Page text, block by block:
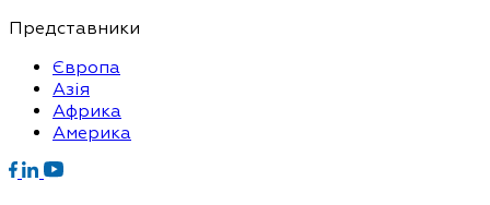
Представники
Європа
Азія
Африка
Америка